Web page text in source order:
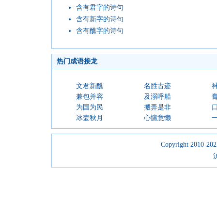
含有君字的诗句
含有新字的诗句
含有醮字的诗句
热门成语接龙
文君新醮 名胜古迹
兼包并容
及溺呼船
为国为民
搬弄是非
冰壸秋月
心慵意懒
Copyright 2010-